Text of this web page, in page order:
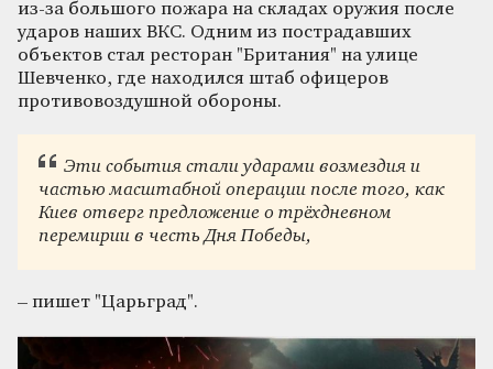
из-за большого пожара на складах оружия после
ударов наших ВКС. Одним из пострадавших
объектов стал ресторан "Британия" на улице
Шевченко, где находился штаб офицеров
противовоздушной обороны.
Эти события стали ударами возмездия и
частью масштабной операции после того, как
Киев отверг предложение о трёхдневном
перемирии в честь Дня Победы,
– пишет "Царьград".